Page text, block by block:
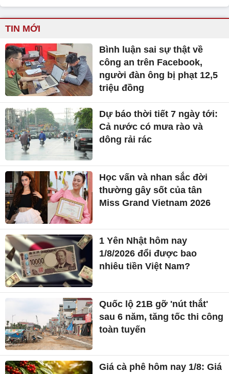
TIN MỚI
Bình luận sai sự thật về
công an trên Facebook,
người đàn ông bị phạt 12,5
triệu đồng
Dự báo thời tiết 7 ngày tới:
Cả nước có mưa rào và
dông rải rác
Học vấn và nhan sắc đời
thường gây sốt của tân
Miss Grand Vietnam 2026
1 Yên Nhật hôm nay
1/8/2026 đổi được bao
nhiêu tiền Việt Nam?
Quốc lộ 21B gỡ 'nút thắt'
sau 6 năm, tăng tốc thi công
toàn tuyến
Giá cà phê hôm nay 1/8: Giá